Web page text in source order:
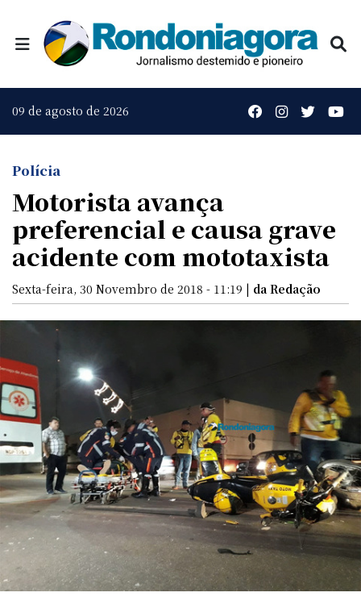
09 de agosto de 2026
Polícia
Motorista avança
preferencial e causa grave
acidente com mototaxista
Sexta-feira, 30 Novembro de 2018 - 11:19 | da Redação